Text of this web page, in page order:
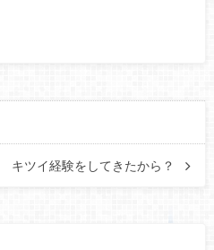
キツイ経験をしてきたから？